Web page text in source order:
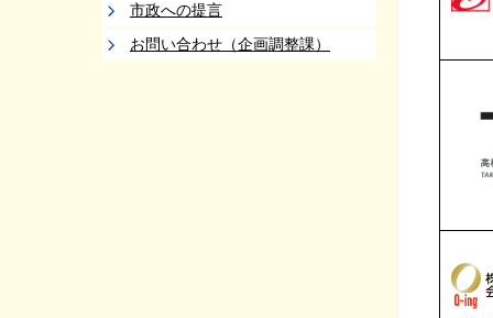
市政への提言
お問い合わせ（企画調整課）